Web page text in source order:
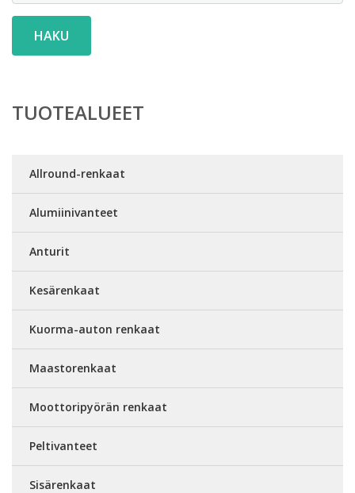
HAKU
TUOTEALUEET
Allround-renkaat
Alumiinivanteet
Anturit
Kesärenkaat
Kuorma-auton renkaat
Maastorenkaat
Moottoripyörän renkaat
Peltivanteet
Sisärenkaat